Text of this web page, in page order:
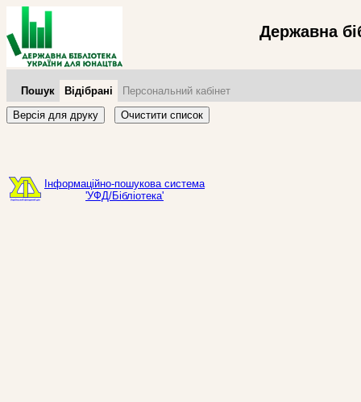
Державна
Пошук Відібрані
Персональний кабінет
Версія для друку
Очистити список
Інформаційно-пошукова система
'УФД/Бібліотека'